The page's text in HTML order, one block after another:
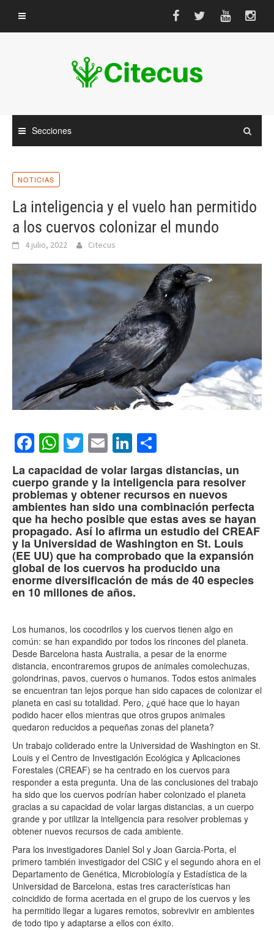
contenido
Secciones
NOTICIAS
La inteligencia y el vuelo han permitido
a los cuervos colonizar el mundo
4 julio, 2022 Citecus
Facebook
WhatsApp
Twitter
EmailLinkedIn
La capacidad de volar largas distancias, un
cuerpo grande y la inteligencia para resolver
problemas y obtener recursos en nuevos
ambientes han sido una combinación perfecta
que ha hecho posible que estas aves se hayan
propagado. Así lo afirma un estudio del CREAF
y la Universidad de Washington en St. Louis
(EE UU) que ha comprobado que la expansión
global de los cuervos ha producido una
enorme diversificación de más de 40 especies
en 10 millones de años.
Los humanos, los cocodrilos y los cuervos tienen algo en
común: se han expandido por todos los rincones del planeta.
Desde Barcelona hasta Australia, a pesar de la enorme
distancia, encontraremos grupos de animales comolechuzas,
golondrinas, pavos, cuervos o humanos. Todos estos animales
se encuentran tan lejos porque han sido capaces de colonizar el
planeta en casi su totalidad. Pero, ¿qué hace que lo hayan
podido hacer ellos mientras que otros grupos animales
quedaron reducidos a pequeñas zonas del planeta?
Un trabajo coliderado entre la Universidad de Washington en St.
Louis y el Centro de Investigación Ecológica y Aplicaciones
Forestales (CREAF) se ha centrado en los cuervos para
responder a esta pregunta. Una de las conclusiones del trabajo
ha sido que los cuervos podrían haber colonizado el planeta
gracias a su capacidad de volar largas distancias, a un cuerpo
grande y por utilizar la inteligencia para resolver problemas y
obtener nuevos recursos de cada ambiente.
Para los investigadores Daniel Sol y Joan Garcia-Porta, el
primero también investigador del CSIC y el segundo ahora en el
Departamento de Genética, Microbiología y Estadística de la
Universidad de Barcelona, ​​estas tres características han
coincidido de forma acertada en el grupo de los cuervos y les
ha permitido llegar a lugares remotos, sobrevivir en ambientes
de todo tipo y adaptarse a ellos con éxito.